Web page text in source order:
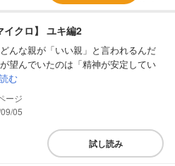
イクロ】 ユキ編2
んな親が「いい親」と言われるんだ
望んでいたのは「精神が安定してい
む
05
試し読み